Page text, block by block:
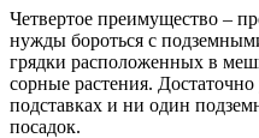
Четвертое преимущество –
нужды бороться с
грядки расположенных в
сорные растения. Достаточно
подставках и ни один
посадок.